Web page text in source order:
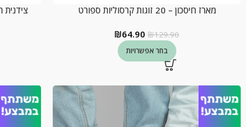
מארז חיסכון – 20 זוגות קרסוליות ספורט
₪129.90
₪64.90
בחר אפשרויות